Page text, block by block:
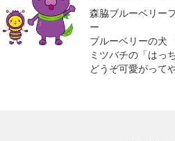
森脇ブルーベリー
ー
ブルーベリーの犬
ミツバチの「はっ
どうぞ可愛がって